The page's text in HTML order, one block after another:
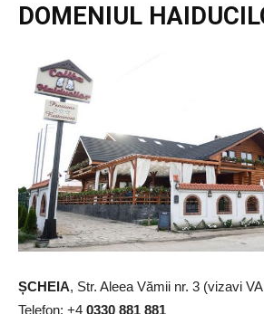
DOMENIUL
ȘCHEIA, Str. Aleea Vămii nr. 3 (vizavi
Telefon: +4 0330 881 881